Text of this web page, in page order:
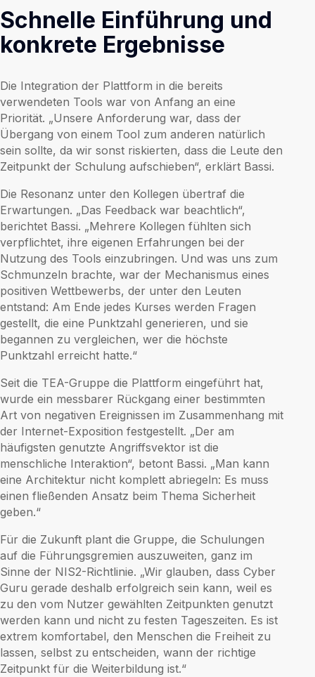
Schnelle Einführung und
konkrete Ergebnisse
Die Integration der Plattform in die bereits
verwendeten Tools war von Anfang an eine
Priorität. „Unsere Anforderung war, dass der
Übergang von einem Tool zum anderen natürlich
sein sollte, da wir sonst riskierten, dass die Leute den
Zeitpunkt der Schulung aufschieben“, erklärt Bassi.
Die Resonanz unter den Kollegen übertraf die
Erwartungen. „Das Feedback war beachtlich“,
berichtet Bassi. „Mehrere Kollegen fühlten sich
verpflichtet, ihre eigenen Erfahrungen bei der
Nutzung des Tools einzubringen. Und was uns zum
Schmunzeln brachte, war der Mechanismus eines
positiven Wettbewerbs, der unter den Leuten
entstand: Am Ende jedes Kurses werden Fragen
gestellt, die eine Punktzahl generieren, und sie
begannen zu vergleichen, wer die höchste
Punktzahl erreicht hatte.“
Seit die TEA-Gruppe die Plattform eingeführt hat,
wurde ein messbarer Rückgang einer bestimmten
Art von negativen Ereignissen im Zusammenhang mit
der Internet-Exposition festgestellt. „Der am
häufigsten genutzte Angriffsvektor ist die
menschliche Interaktion“, betont Bassi. „Man kann
eine Architektur nicht komplett abriegeln: Es muss
einen fließenden Ansatz beim Thema Sicherheit
geben.“
Für die Zukunft plant die Gruppe, die Schulungen
auf die Führungsgremien auszuweiten, ganz im
Sinne der NIS2-Richtlinie. „Wir glauben, dass Cyber
Guru gerade deshalb erfolgreich sein kann, weil es
zu den vom Nutzer gewählten Zeitpunkten genutzt
werden kann und nicht zu festen Tageszeiten. Es ist
extrem komfortabel, den Menschen die Freiheit zu
lassen, selbst zu entscheiden, wann der richtige
Zeitpunkt für die Weiterbildung ist.“